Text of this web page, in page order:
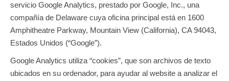
servicio Google Analytics, prestado por Google, Inc., una
compañía de Delaware cuya oficina principal está en 1600
Amphitheatre Parkway, Mountain View (California), CA 94043,
Estados Unidos (“Google”).
Google Analytics utiliza “cookies”, que son archivos de texto
ubicados en su ordenador, para ayudar al website a analizar el